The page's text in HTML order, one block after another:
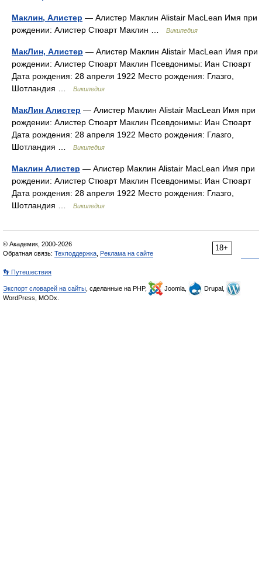
Маклин, Алистер — Алистер Маклин Alistair MacLean Имя при
рождении: Алистер Стюарт Маклин …
Википедия
МакЛин, Алистер — Алистер Маклин Alistair MacLean Имя при
рождении: Алистер Стюарт Маклин Псевдонимы: Иан Стюарт
Дата рождения: 28 апреля 1922 Место рождения: Глазго,
Шотландия …
Википедия
МакЛин Алистер — Алистер Маклин Alistair MacLean Имя при
рождении: Алистер Стюарт Маклин Псевдонимы: Иан Стюарт
Дата рождения: 28 апреля 1922 Место рождения: Глазго,
Шотландия …
Википедия
Маклин Алистер — Алистер Маклин Alistair MacLean Имя при
рождении: Алистер Стюарт Маклин Псевдонимы: Иан Стюарт
Дата рождения: 28 апреля 1922 Место рождения: Глазго,
Шотландия …
Википедия
18+
© Академик, 2000-2026
Обратная связь: Техподдержка Реклама на сайте
👣 Путешествия
Экспорт словарей на сайты , сделанные на PHP, Joomla,
Drupal,
WordPress, MODx.